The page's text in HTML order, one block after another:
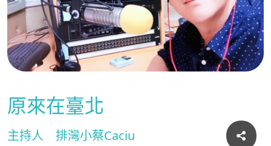
原來在臺北
主持人 排灣小蔡Caciu